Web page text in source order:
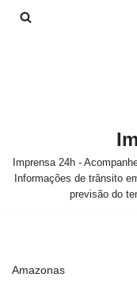
Imprensa 24h -
Informações de trânsito
previsão do
Amazonas